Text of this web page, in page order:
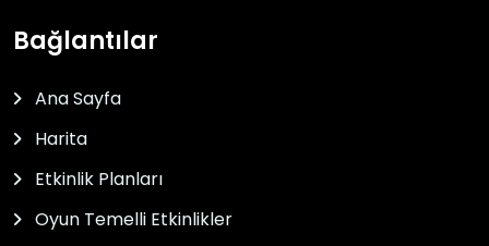
Bağlantılar
Ana Sayfa
Harita
Etkinlik Planları
Oyun Temelli Etkinlikler